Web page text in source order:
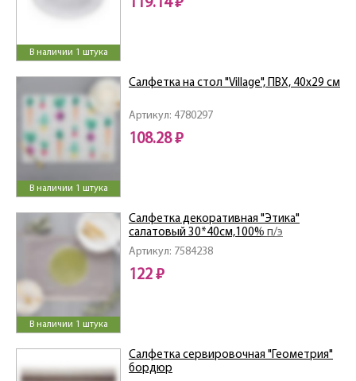
В наличии 1 штука
119.14 ₽
В наличии 1 штука
Артикул: 4780297
Салфетка на стол "Village", ПВХ, 40х29 см
108.28 ₽
В наличии 1 штука
Артикул: 7584238
Салфетка декоративная "Этика"
салатовый 30*40см,100% п/э
122 ₽
Салфетка сервировочная "Геометрия"
бордюр